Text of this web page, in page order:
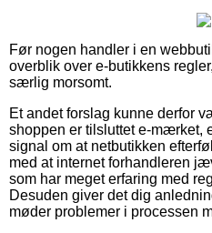
Før nogen handler i en
overblik over e-butikkens
særlig morsomt.
Et andet forslag kunne derfor
shoppen er tilsluttet e-mærket,
signal om at netbutikken
med at internet forhandleren
som har meget erfaring med
Desuden giver det dig
møder problemer i processen